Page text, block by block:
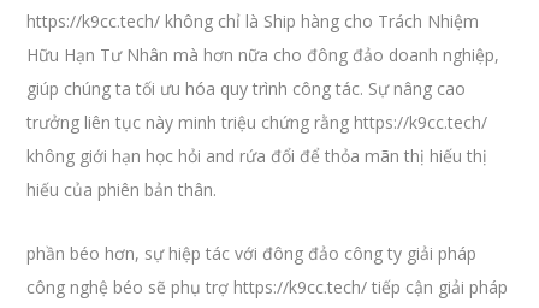
https://k9cc.tech/ không chỉ là Ship hàng cho Trách Nhiệm
Hữu Hạn Tư Nhân mà hơn nữa cho đông đảo doanh nghiệp,
giúp chúng ta tối ưu hóa quy trình công tác. Sự nâng cao
trưởng liên tục này minh triệu chứng rằng https://k9cc.tech/
không giới hạn học hỏi and rứa đổi để thỏa mãn thị hiếu thị
hiếu của phiên bản thân.
phần béo hơn, sự hiệp tác với đông đảo công ty giải pháp
công nghệ béo sẽ phụ trợ https://k9cc.tech/ tiếp cận giải pháp